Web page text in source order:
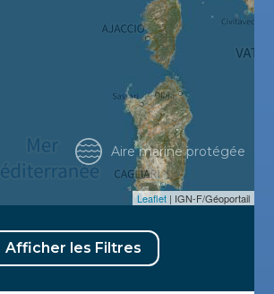
Leaflet | IGN-F/Géoportail
Aire marine protégée
Afficher les Filtres